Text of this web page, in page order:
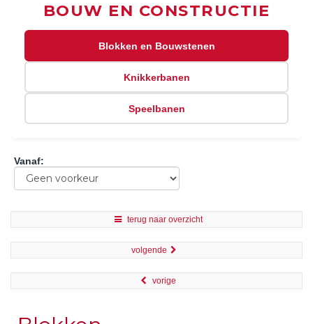
BOUW EN CONSTRUCTIE
Blokken en Bouwstenen
Knikkerbanen
Speelbanen
Vanaf:
terug naar overzicht
volgende
vorige